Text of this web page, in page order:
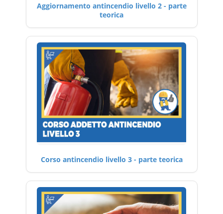
Aggiornamento antincendio livello 2 - parte
teorica
Corso antincendio livello 3 - parte teorica